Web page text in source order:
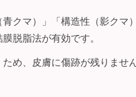
クマ）」「構造性（影ク
脱脂法が有効です。
め、皮膚に傷跡が残りませ